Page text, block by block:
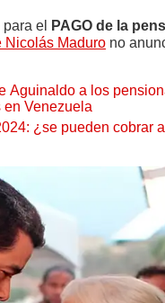
el PAGO de la
Nicolás Maduro no
Aguinaldo a los
Venezuela
¿se pueden cobrar